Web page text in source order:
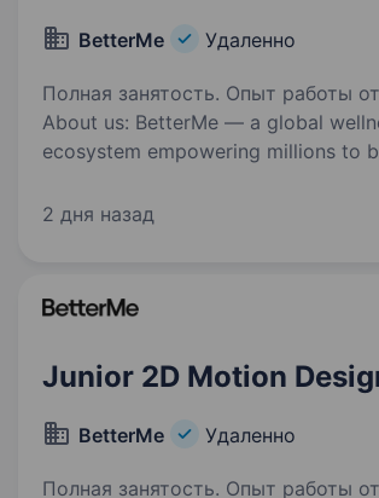
BetterMe Удаленно
Полная занятость. Опыт работы
About us: BetterMe — a global
ecosystem empowering millions to
We build what makes people better
2 дня назад
Junior 2D Motion
BetterMe Удаленно
Полная занятость. Опыт работы